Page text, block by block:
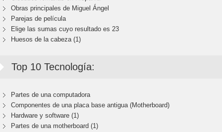
Obras principales de Miguel Ángel
Parejas de película
Elige las sumas cuyo resultado es 23
Huesos de la cabeza (1)
Top 10 Tecnología:
Partes de una computadora
Componentes de una placa base antigua (Motherboard)
Hardware y software (1)
Partes de una motherboard (1)